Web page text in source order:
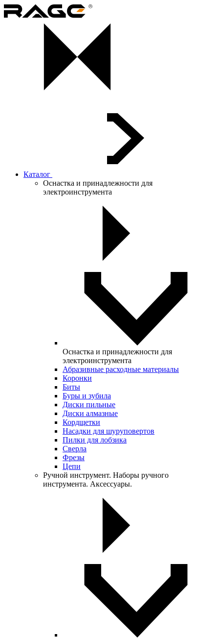
Каталог
Оснастка и принадлежности для
электроинструмента
Оснастка и принадлежности для
электроинструмента
Абразивные расходные материалы
Коронки
Биты
Буры и зубила
Диски пильные
Диски алмазные
Кордщетки
Насадки для шуруповертов
Пилки для лобзика
Сверла
Фрезы
Цепи
Ручной инструмент. Наборы ручного
инструмента. Аксессуары.